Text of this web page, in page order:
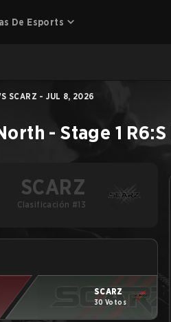
De Esports
SCARZ - JUL 8, 2026
- Stage 1 R6:S
SCARZ
Clasificación #13
SCARZ
30 Votos